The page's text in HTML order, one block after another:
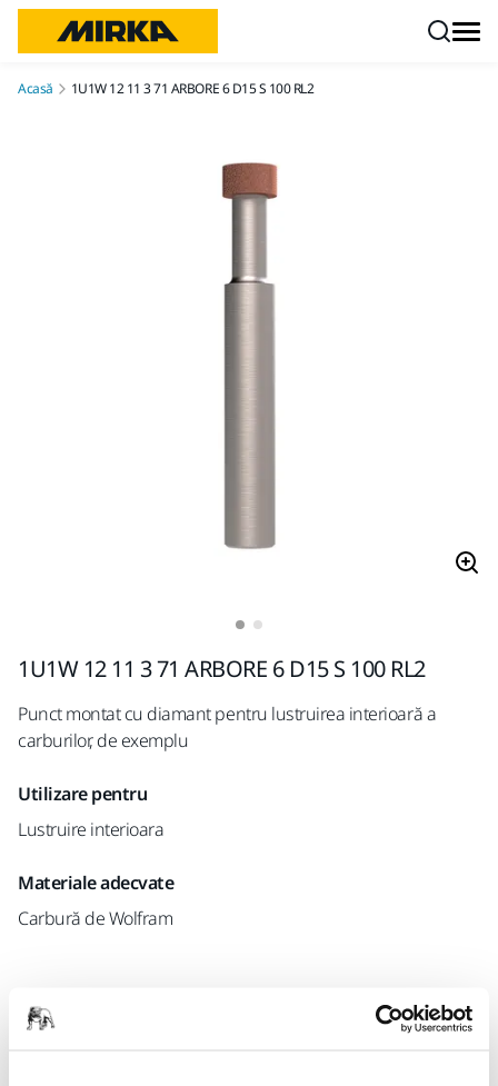
Acasă 1U1W 12 11 3 71 ARBORE 6 D15 S 100 RL2
1U1W 12 11 3 71 ARBORE 6 D15 S 100 RL2
Punct montat cu diamant pentru lustruirea interioară a
carburilor, de exemplu
Utilizare pentru
Lustruire interioara
Materiale adecvate
Carbură de Wolfram